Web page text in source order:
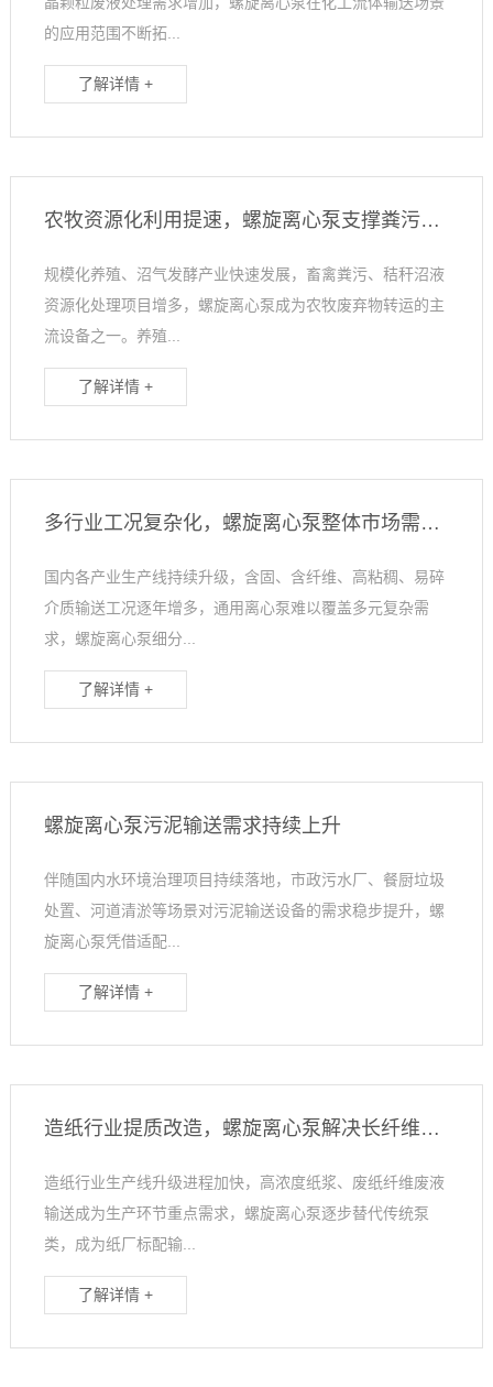
的应用范围不断拓...
了解详情 +
农牧资源化利用提速，螺旋离心泵支撑粪污沼液处理
规模化养殖、沼气发酵产业快速发展，畜禽粪污、秸秆沼液
资源化处理项目增多，螺旋离心泵成为农牧废弃物转运的主
流设备之一。养殖...
了解详情 +
多行业工况复杂化，螺旋离心泵整体市场需求稳步扩容
国内各产业生产线持续升级，含固、含纤维、高粘稠、易碎
介质输送工况逐年增多，通用离心泵难以覆盖多元复杂需
求，螺旋离心泵细分...
了解详情 +
螺旋离心泵污泥输送需求持续上升
伴随国内水环境治理项目持续落地，市政污水厂、餐厨垃圾
处置、河道清淤等场景对污泥输送设备的需求稳步提升，螺
旋离心泵凭借适配...
了解详情 +
造纸行业提质改造，螺旋离心泵解决长纤维输送难题
造纸行业生产线升级进程加快，高浓度纸浆、废纸纤维废液
输送成为生产环节重点需求，螺旋离心泵逐步替代传统泵
类，成为纸厂标配输...
了解详情 +